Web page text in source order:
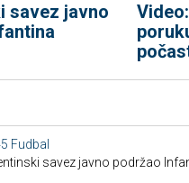
savez javno
Fudbal
savez javno podržao